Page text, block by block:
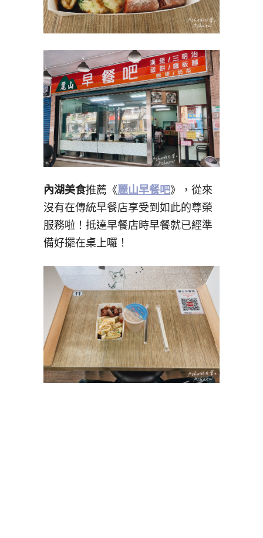
內湖美食推薦《麗山早餐吧》，從來
沒有在傳統早餐店享受到如此的尊榮
服務啦！抵達早餐店時早餐就已經準
備好擺在桌上囉！